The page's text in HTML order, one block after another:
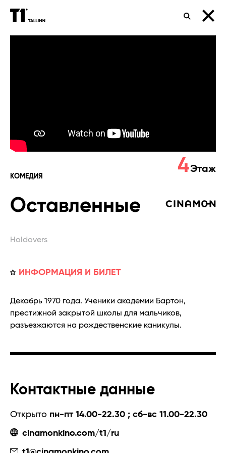
ПОИСК
КОМЕДИЯ
Оставленные
Holdovers
ИНФОРМАЦИЯ И БИЛЕТ
4Этаж
Декабрь 1970 года. Ученики академии Бартон,
престижной закрытой школы для мальчиков,
разъезжаются на рождественские каникулы.
Контактные данные
Открыто пн-пт 14.00-22.30 ; сб-вс 11.00-22.30
cinamonkino.com/t1/ru